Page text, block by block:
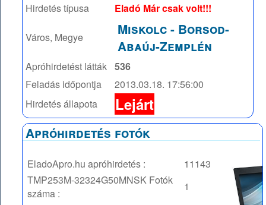
Hirdetés típusa Eladó Már csak volt!!!
Város, Megye Miskolc- Borsod-
Abaúj-Zemplén
Apróhirdetést látták 536
Feladás időpontja
2013.03.18. 17:56:00
Hirdetés állapota
Lejárt
Apróhirdetés fotók
EladoApro.hu apróhirdetés :
11143
TMP253M-32324G50MNSK Fotók
száma :
1